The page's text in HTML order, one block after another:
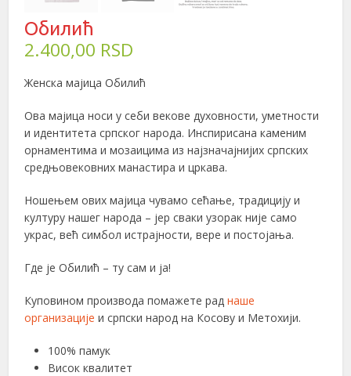
Обилић
2.400,00 RSD
Женска мајица Обилић
Ова мајица носи у себи векове духовности, уметности
и идентитета српског народа. Инспирисана каменим
орнаментима и мозаицима из најзначајнијих српских
средњовековних манастира и цркава.
Ношењем ових мајица чувамо сећање, традицију и
културу нашег народа – јер сваки узорак није само
украс, већ симбол истрајности, вере и постојања.
Где је Обилић – ту сам и ја!
Куповином производа помажете раднаше
организацијеи српски народ на Косову и Метохији.
100% памук
Висок квалитет